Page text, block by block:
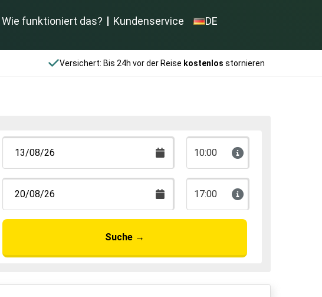
Wie funktioniert das? Kundenservice DE
Versichert: Bis 24h vor der Reise kostenlos stornieren
10:00
17:00
Suche →